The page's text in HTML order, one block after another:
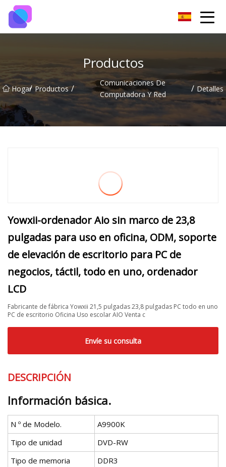
Productos
Hogar/ Productos /
Comunicaciones De
Computadora Y Red
/ Detalles
Yowxii-ordenador Aio sin marco de 23,8
pulgadas para uso en oficina, ODM, soporte
de elevación de escritorio para PC de
negocios, táctil, todo en uno, ordenador
LCD
Fabricante de fábrica Yowxii 21,5 pulgadas 23,8 pulgadas PC todo en uno
PC de escritorio Oficina Uso escolar AIO Venta c
Envíe su consulta
DESCRIPCIÓN
Información básica.
N º de Modelo.
A9900K
Tipo de unidad
DVD-RW
Tipo de memoria
DDR3